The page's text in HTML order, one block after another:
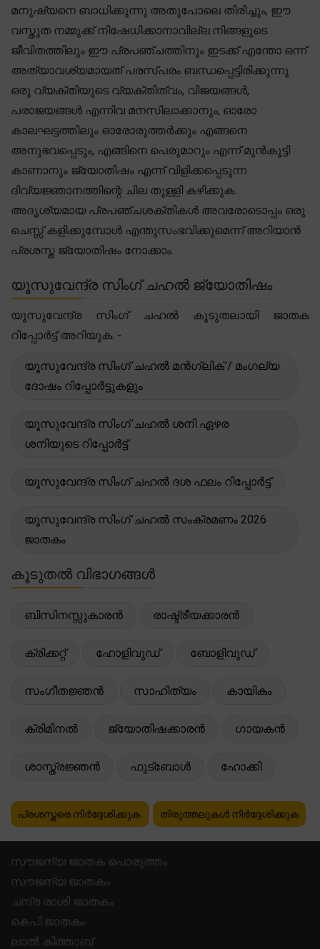
മനുഷ്യനെ ബാധിക്കുന്നു അതുപോലെ തിരിച്ചും, ഈ
വസ്തുത നമ്മുക്ക് നിഷേധിക്കാനാവില്ല.നിങ്ങളുടെ
ജീവിതത്തിലും ഈ പ്രപഞ്ചത്തിനും ഇടക്ക് എന്തോ ഒന്ന്
അത്യാവശ്യമായത് പരസ്പരം ബന്ധപ്പെട്ടിരിക്കുന്നു.
ഒരു വ്യക്തിയുടെ വ്യക്തിത്വം, വിജയങ്ങൾ,
പരാജയങ്ങൾ എന്നിവ മനസിലാക്കാനും, ഓരോ
കാലഘട്ടത്തിലും ഓരോരുത്തർക്കും എങ്ങനെ
അനുഭവപ്പെടും, എങ്ങിനെ പെരുമാറും എന്ന് മുൻകൂട്ടി
കാണാനും ജ്യോതിഷം എന്ന് വിളിക്കപ്പെടുന്ന
ദിവ്യജ്ഞാനത്തിന്റെ ചില തുള്ളി കഴിക്കുക.
അദൃശ്യമായ പ്രപഞ്ചശക്തികൾ അവരോടൊപ്പം ഒരു
ചെസ്സ് കളിക്കുമ്പോൾ എന്തുസംഭവിക്കുമെന്ന് അറിയാൻ
പ്രശസ്ത ജ്യോതിഷം നോക്കാം.
യൂസുവേന്ദ്ര സിംഗ് ചഹൽ ജ്യോതിഷം
യൂസുവേന്ദ്ര സിംഗ് ചഹൽ കൂടുതലായി ജാതക
റിപ്പോർട്ട് അറിയുക. -
യൂസുവേന്ദ്ര സിംഗ് ചഹൽ മൻഗ്ലിക് / മംഗല്യ
ദോഷം റിപ്പോർട്ടുകളും
യൂസുവേന്ദ്ര സിംഗ് ചഹൽ ശനി ഏഴര
ശനിയുടെ റിപ്പോർട്ട്
യൂസുവേന്ദ്ര സിംഗ് ചഹൽ ദശ ഫലം റിപ്പോർട്ട്
യൂസുവേന്ദ്ര സിംഗ് ചഹൽ സംക്രമണം 2026
ജാതകം
കൂടുതൽ വിഭാഗങ്ങൾ
ബിസിനസ്സുകാരൻ രാഷ്ട്രീയക്കാരൻ
ക്രിക്കറ്റ് ഹോളിവുഡ് ബോളിവുഡ്
സംഗീതജ്ഞൻ സാഹിത്യം കായികം
ക്രിമിനൽ ജ്യോതിഷക്കാരൻ ഗായകൻ
ശാസ്ത്രജ്ഞൻ ഫുട്ബോൾ ഹോക്കി
പ്രശസ്തരെ നിർദ്ദേശിക്കുക തിരുത്തലുകൾ നിർദ്ദേശിക്കുക
സൗജന്യ ജാതക പൊരുത്തം
സൗജന്യ ജാതകം
ചന്ദ്ര രാശി ജാതകം
കെപി ജാതകം
ലാൽ കിത്താബ്